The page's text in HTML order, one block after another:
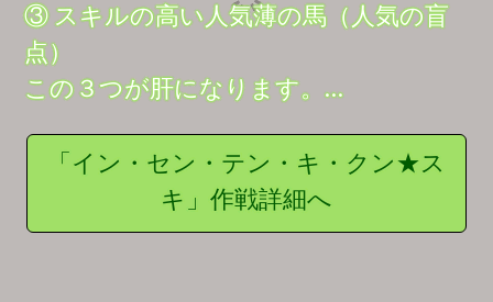
③ スキルの高い人気薄の馬（人気の盲
点）
この３つが肝になります。…
「イン・セン・テン・キ・クン★ス
キ」作戦詳細へ